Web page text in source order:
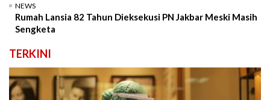
NEWS
Rumah Lansia 82 Tahun Dieksekusi PN Jakbar Meski Masih
Sengketa
TERKINI